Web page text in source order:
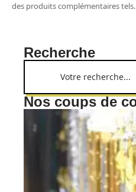
des produits complémentaires tels
Recherche
Nos coups de